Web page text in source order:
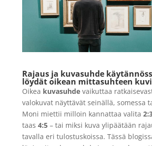
Rajaus ja kuvasuhde
löydät oikean mittasuhteen
Oikea kuvasuhdevaikuttaa
valokuvat näyttävät seinällä, somessa
Moni miettii milloin kannattaa valita
taas 4:5– tai miksi kuva ylipäätään
tavalla eri tulostuskoissa. Tässä